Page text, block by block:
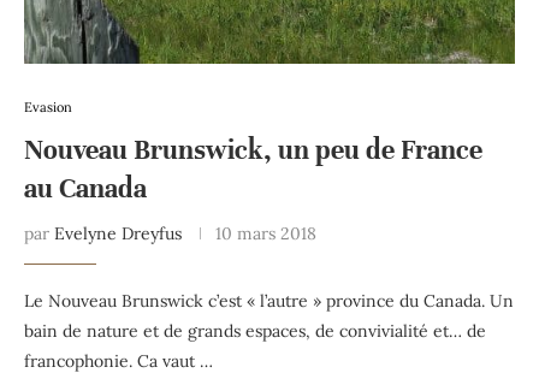
Evasion
Nouveau Brunswick, un peu de France
au Canada
par Evelyne Dreyfus 10 mars 2018
Le Nouveau Brunswick c’est « l’autre » province du Canada. Un
bain de nature et de grands espaces, de convivialité et… de
francophonie. Ca vaut …